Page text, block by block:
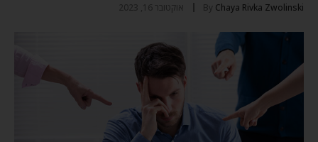
ByChaya Rivka Zwolinski אוקטובר 16, 2023